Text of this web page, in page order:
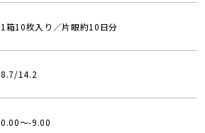
1箱10枚入り／片眼約10日分
8.7/14.2
0.00～-9.00